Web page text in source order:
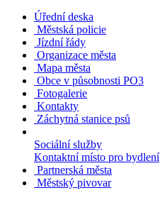
Úřední deska
Městská policie
Jízdní řády
Organizace města
Mapa města
Obce v působnosti PO3
Fotogalerie
Kontakty
Záchytná stanice psů
Sociální služby
Kontaktní místo pro bydlení
Partnerská města
Městský pivovar